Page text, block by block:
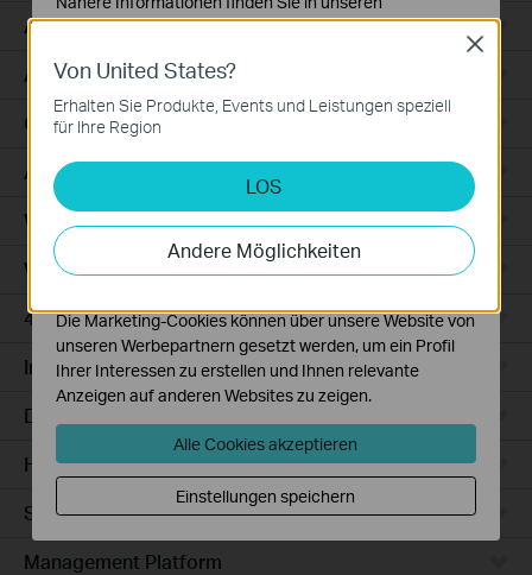
Access
Access Pro
GPON
Agile
Wired Gateways
WiFi Gateways
4G/5G WiFi Gateways
Integrated Gateways
DSL Gateways
Hardware
Software
Management Platform
Von United States?
Erhalten Sie Produkte, Events und Leistungen speziell
für Ihre Region
LOS
Andere Möglichkeiten
Close
Datenschutzhinweisen.
Notwendige Cookies
erforderlich und können in Ihren Systemen nicht
Analyse- und Marketing-Cookies
Analyse-Cookies ermöglichen es uns, Ihre Aktivitäten
auf unserer Website zu analysieren, um die
Funktionsweise unserer Website zu verbessern und
Die Marketing-Cookies können über unsere Website von
unseren Werbepartnern gesetzt werden, um ein Profil
Ihrer Interessen zu erstellen und Ihnen relevante
Anzeigen auf anderen Websites zu zeigen.
Alle Cookies akzeptieren
Einstellungen speichern